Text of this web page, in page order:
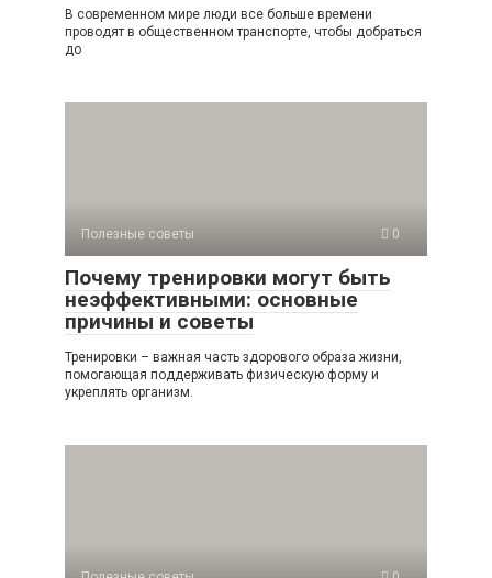
В современном мире люди все больше времени
проводят в общественном транспорте, чтобы добраться
до
Полезные советы 0
Почему тренировки могут быть
неэффективными: основные
причины и советы
Тренировки – важная часть здорового образа жизни,
помогающая поддерживать физическую форму и
укреплять организм.